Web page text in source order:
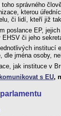
správného
kterou
či lidí, kteří již
poslance EP,
či jeho
dle jména osoby,
jak instituce v
s EU,